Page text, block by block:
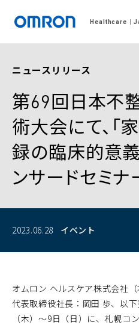
Healthcare
ニュースリリース
第69回日本不
術大会にて、「
録の臨床的意
ンサードセミ
2023.06.28 イベント
オムロン ヘルスケア株式会社
代表取締役社長：岡田 歩、以
（木）～9日（日）に、札幌コ